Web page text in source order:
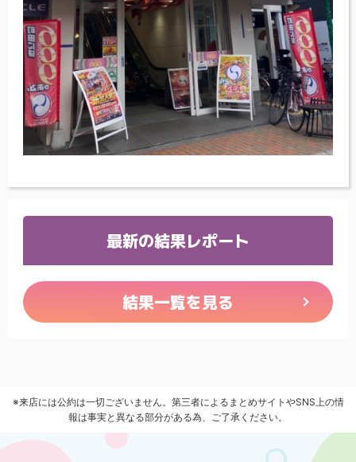
最新の結果レポート
結果一覧を見る
※来店には公約は一切ございません。第三者によるまとめサイトやSNS上の情
報は事実と異なる部分がある為、ご了承ください。